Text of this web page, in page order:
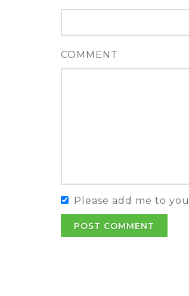
COMMENT
Please add me to
POST COMMENT